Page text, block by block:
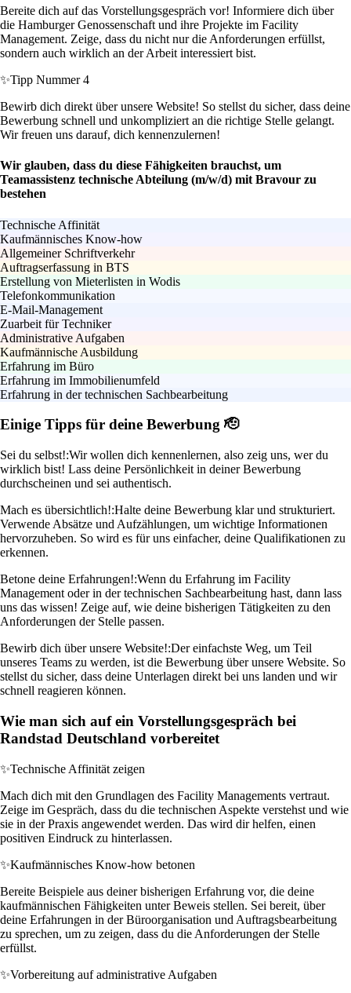
Bereite dich auf das Vorstellungsgespräch vor! Informiere dich über
die Hamburger Genossenschaft und ihre Projekte im Facility
Management. Zeige, dass du nicht nur die Anforderungen erfüllst,
sondern auch wirklich an der Arbeit interessiert bist.
✨Tipp Nummer 4
Bewirb dich direkt über unsere Website! So stellst du sicher, dass deine
Bewerbung schnell und unkompliziert an die richtige Stelle gelangt.
Wir freuen uns darauf, dich kennenzulernen!
Wir glauben, dass du diese Fähigkeiten brauchst, um
Teamassistenz technische Abteilung (m/w/d) mit Bravour zu
bestehen
Technische Affinität
Kaufmännisches Know-how
Allgemeiner Schriftverkehr
Auftragserfassung in BTS
Erstellung von Mieterlisten in Wodis
Telefonkommunikation
E-Mail-Management
Zuarbeit für Techniker
Administrative Aufgaben
Kaufmännische Ausbildung
Erfahrung im Büro
Erfahrung im Immobilienumfeld
Erfahrung in der technischen Sachbearbeitung
Einige Tipps für deine Bewerbung 🫡
Sei du selbst!:Wir wollen dich kennenlernen, also zeig uns, wer du
wirklich bist! Lass deine Persönlichkeit in deiner Bewerbung
durchscheinen und sei authentisch.
Mach es übersichtlich!:Halte deine Bewerbung klar und strukturiert.
Verwende Absätze und Aufzählungen, um wichtige Informationen
hervorzuheben. So wird es für uns einfacher, deine Qualifikationen zu
erkennen.
Betone deine Erfahrungen!:Wenn du Erfahrung im Facility
Management oder in der technischen Sachbearbeitung hast, dann lass
uns das wissen! Zeige auf, wie deine bisherigen Tätigkeiten zu den
Anforderungen der Stelle passen.
Bewirb dich über unsere Website!:Der einfachste Weg, um Teil
unseres Teams zu werden, ist die Bewerbung über unsere Website. So
stellst du sicher, dass deine Unterlagen direkt bei uns landen und wir
schnell reagieren können.
Wie man sich auf ein Vorstellungsgespräch bei
Randstad Deutschland vorbereitet
✨Technische Affinität zeigen
Mach dich mit den Grundlagen des Facility Managements vertraut.
Zeige im Gespräch, dass du die technischen Aspekte verstehst und wie
sie in der Praxis angewendet werden. Das wird dir helfen, einen
positiven Eindruck zu hinterlassen.
✨Kaufmännisches Know-how betonen
Bereite Beispiele aus deiner bisherigen Erfahrung vor, die deine
kaufmännischen Fähigkeiten unter Beweis stellen. Sei bereit, über
deine Erfahrungen in der Büroorganisation und Auftragsbearbeitung
zu sprechen, um zu zeigen, dass du die Anforderungen der Stelle
erfüllst.
✨Vorbereitung auf administrative Aufgaben